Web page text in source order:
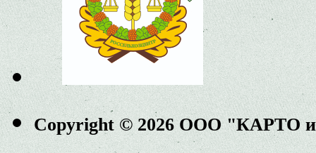
Copyright © 2026 ООО "КАРТО